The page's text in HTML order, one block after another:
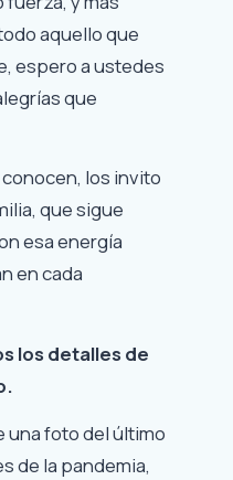
aquello que
espero a ustedes
que
conocen, los invito
que sigue
esa energía
en cada
los detalles de
una foto del último
de la pandemia,